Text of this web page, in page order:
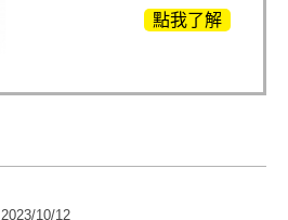
給予寶寶般的肌膚感
點我了解
2023/10/12